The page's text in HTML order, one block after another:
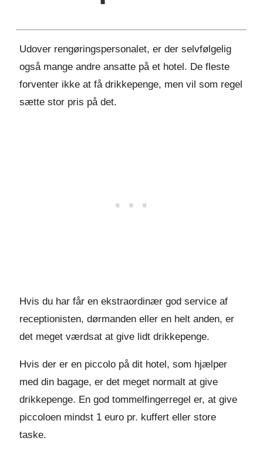
Udover rengøringspersonalet, er der selvfølgelig
også mange andre ansatte på et hotel. De fleste
forventer ikke at få drikkepenge, men vil som regel
sætte stor pris på det.
Hvis du har får en ekstraordinær god service af
receptionisten, dørmanden eller en helt anden, er
det meget værdsat at give lidt drikkepenge.
Hvis der er en piccolo på dit hotel, som hjælper
med din bagage, er det meget normalt at give
drikkepenge. En god tommelfingerregel er, at give
piccoloen mindst 1 euro pr. kuffert eller store
taske.